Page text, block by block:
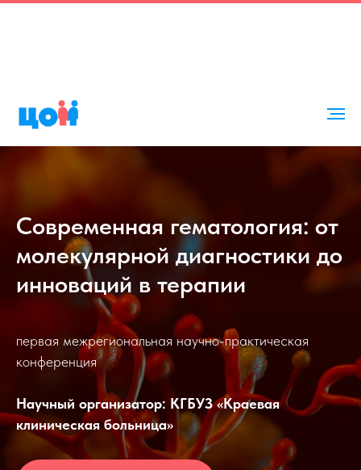
Современная гематология: от
молекулярной диагностики до
инноваций в терапии
первая межрегиональная научно-практическая
конференция
Научный организатор: КГБУЗ «Краевая
клиническая больница»